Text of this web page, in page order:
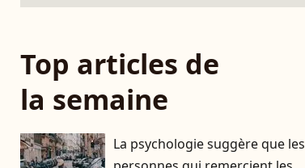
Top articles de
la semaine
La psychologie suggère que les